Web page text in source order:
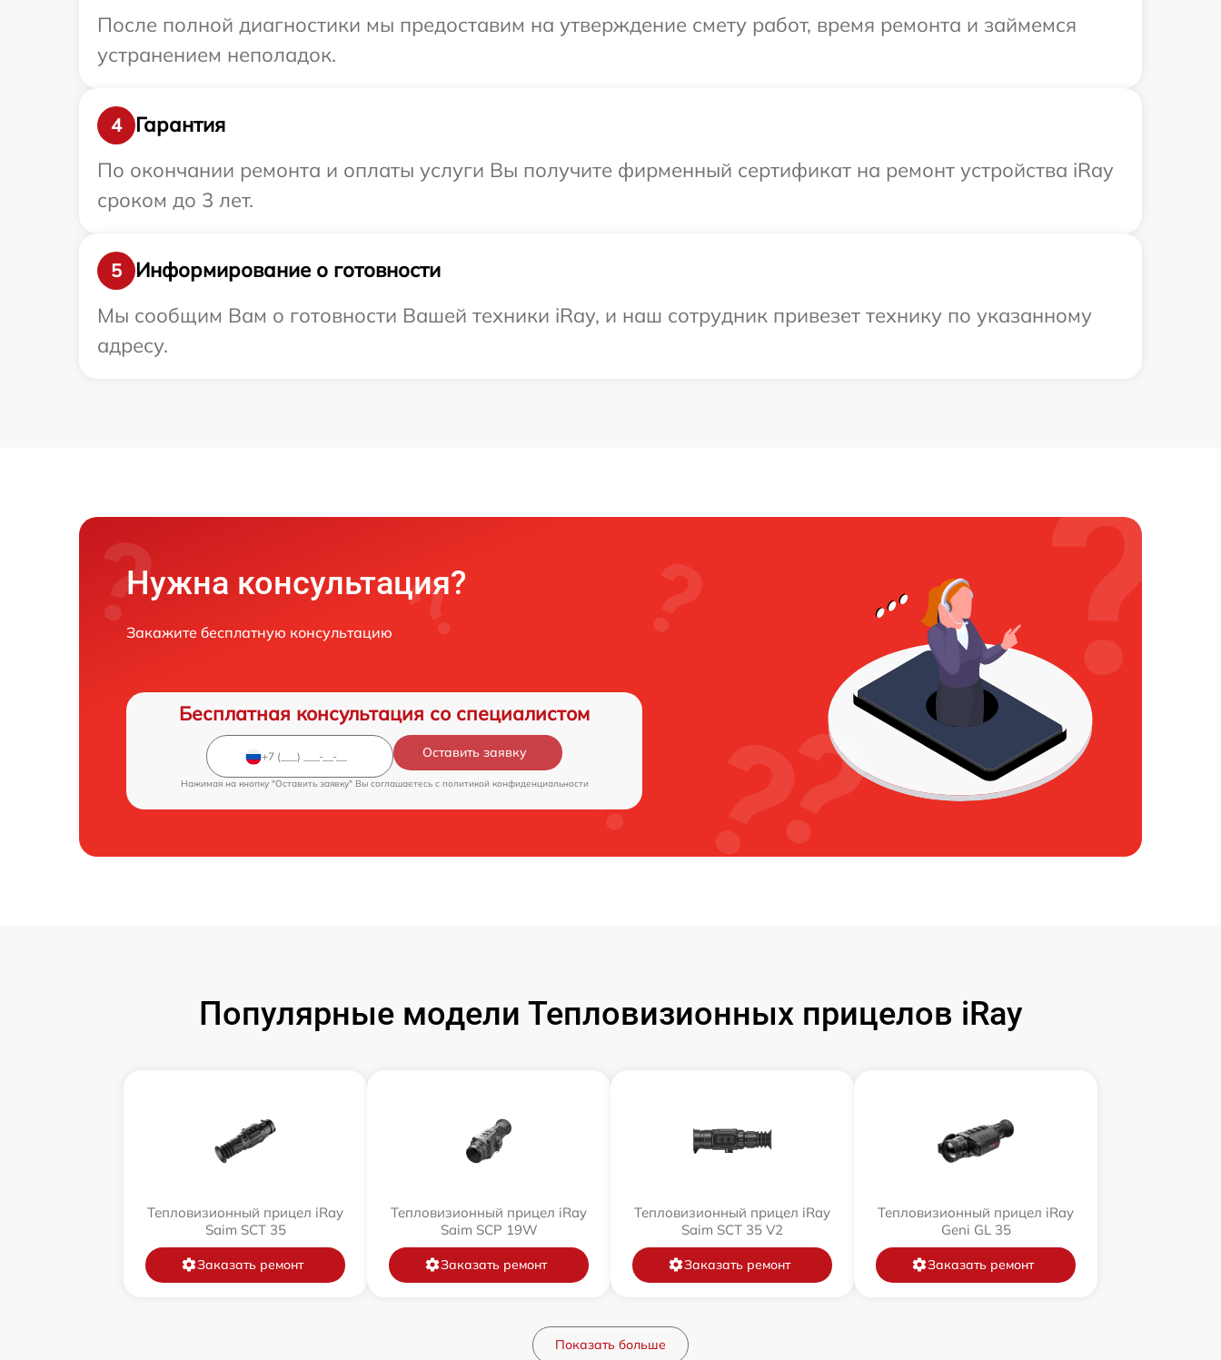
После полной диагностики мы предоставим на утверждение смету работ, время ремонта и займемся
устранением неполадок.
4
Гарантия
По окончании ремонта и оплаты услуги Вы получите фирменный сертификат на ремонт устройства iRay
сроком до 3 лет.
5
Информирование о готовности
Мы сообщим Вам о готовности Вашей техники iRay, и наш сотрудник привезет технику по указанному
адресу.
Нужна консультация?
Закажите бесплатную консультацию
Бесплатная консультация со специалистом
Оставить заявку
Нажимая на кнопку "Оставить заявку" Вы соглашаетесь c политикой конфиденциальности
Популярные модели Тепловизионных прицелов iRay
Тепловизионный прицел iRay
Saim SCT 35
Заказать ремонт
Тепловизионный прицел iRay
Saim SCP 19W
Заказать ремонт
Тепловизионный прицел iRay
Saim SCT 35 V2
Заказать ремонт
Тепловизионный прицел iRay
Geni GL 35
Заказать ремонт
Показать больше